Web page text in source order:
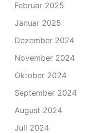
Februar 2025
Januar 2025
Dezember 2024
November 2024
Oktober 2024
September 2024
August 2024
Juli 2024